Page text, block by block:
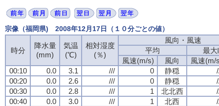
宗像（福岡県) 2008年12月17日（１０分ごとの値）
時分
降水量
(mm)
気温
(℃)
相対湿度
(％)
風向・風速
平均
最大
風速(m/s)
風向
風速(m/
00:10
0.0 3.1 /// 0 静穏
00:20
0.0 2.6 /// 0 静穏
00:30
0.0 2.8 /// 1 北北西
00:40
0.0 3.0 /// 1 北西